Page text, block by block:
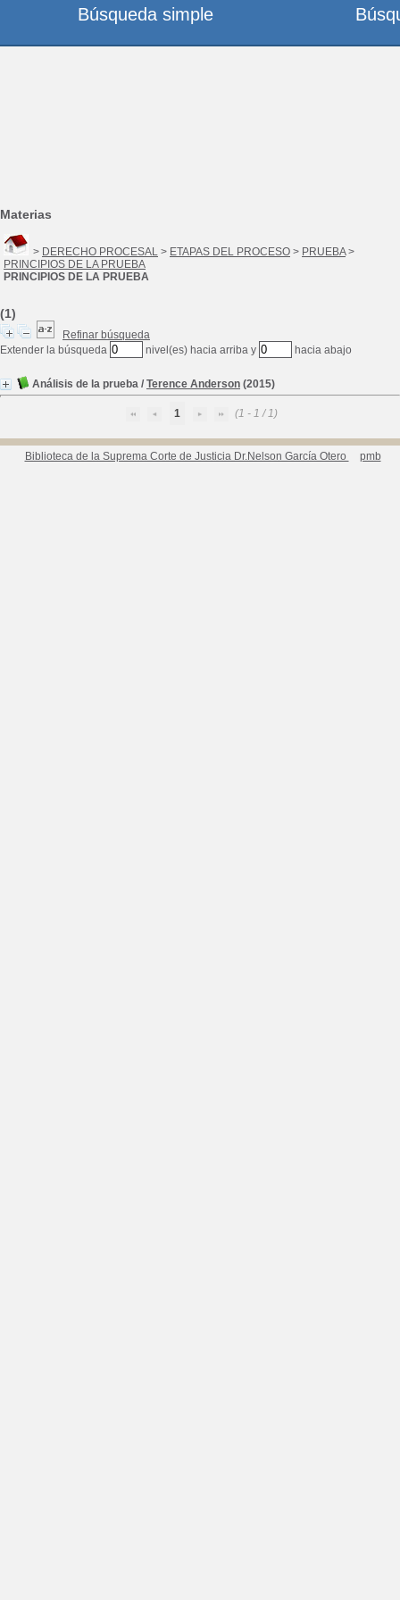
Materias
> DERECHO PROCESAL > ETAPAS DEL PROCESO > PRUEBA>
PRINCIPIOS DE LA PRUEBA
PRINCIPIOS DE LA PRUEBA
(1)
Refinar búsqueda
Extender la búsqueda
nivel(es) hacia arriba y hacia abajo
Análisis de la prueba / Terence Anderson (2015)
1 (1 - 1 / 1)
Biblioteca de la Suprema Corte de Justicia Dr.Nelson García Otero pmb
Búsqueda simple